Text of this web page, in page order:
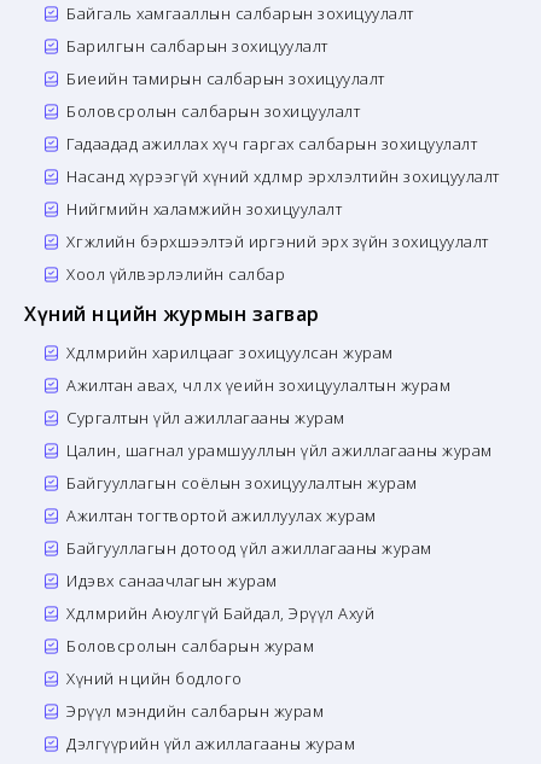
Байгаль хамгааллын салбарын зохицуулалт
Барилгын салбарын зохицуулалт
Биеийн тамирын салбарын зохицуулалт
Боловсролын салбарын зохицуулалт
Гадаадад ажиллах хүч гаргах салбарын зохицуулалт
Насанд хүрээгүй хүний хөдөлмөр эрхлэлтийн зохицуулалт
Нийгмийн халамжийн зохицуулалт
Хөгжлийн бэрхшээлтэй иргэний эрх зүйн зохицуулалт
Хоол үйлвэрлэлийн салбар
Хүний нөөцийн журмын загвар
Хөдөлмөрийн харилцааг зохицуулсан журам
Ажилтан авах, чөлөөлөх үеийн зохицуулалтын журам
Сургалтын үйл ажиллагааны журам
Цалин, шагнал урамшууллын үйл ажиллагааны журам
Байгууллагын соёлын зохицуулалтын журам
Ажилтан тогтвортой ажиллуулах журам
Байгууллагын дотоод үйл ажиллагааны журам
Идэвх санаачлагын журам
Хөдөлмөрийн Аюулгүй Байдал, Эрүүл Ахуй
Боловсролын салбарын журам
Хүний нөөцийн бодлого
Эрүүл мэндийн салбарын журам
Дэлгүүрийн үйл ажиллагааны журам